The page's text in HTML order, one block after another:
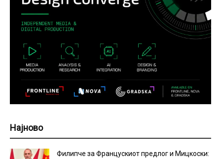
Најново
Филипче за Францускиот предлог и Мицкоски: